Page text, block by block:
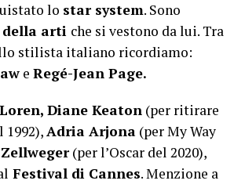
lo star system. Sono
della arti che si vestono da lui. Tra
stilista italiano ricordiamo:
e Regé-Jean Page.
Diane Keaton (per ritirare
Adria Arjona (per My Way
(per l’Oscar del 2020),
Festival di Cannes. Menzione a